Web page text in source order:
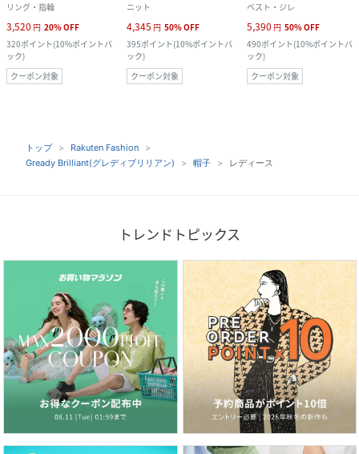
リング・指輪
3,520 円 20%OFF
320ポイント(10%ポイントバ
ック)
クーポン対象
ニット
4,345 円 50%OFF
395ポイント(10%ポイントバ
ック)
クーポン対象
ベスト・ジレ
5,390 円 50%OFF
490ポイント(10%ポイントバ
ック)
クーポン対象
トップ
Rakuten Fashion
Gready Brilliant(グレディブリリアン)
帽子 レディース
トレンドトピックス